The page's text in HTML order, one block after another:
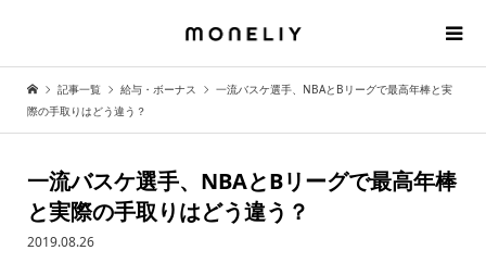
記事一覧 給与・ボーナス
一流バスケ選手、NBAとBリーグで最高年棒と実
際の手取りはどう違う？
一流バスケ選手、NBAとBリーグで最高年棒
と実際の手取りはどう違う？
2019.08.26